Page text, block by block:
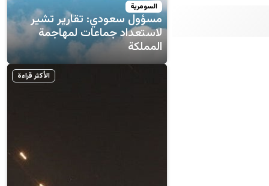
السومرية
مسؤول سعودي: تقارير تشير
لاستعداد جماعات لمهاجمة
المملكة
الأكثر قراءة